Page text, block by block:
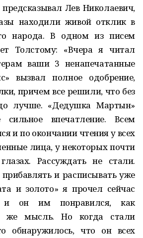
Лев Николаевич,
находили живой отклик в
народа. В одном из писем
Толстому: «Вчера я читал
ваши 3 ненапечатанные
вызвал полное одобрение,
причем все решили, что без
лучше. «Дедушка Мартын»
сильное впечатление. Всем
и по окончании чтения у всех
лица, у некоторых почти
Рассуждать не стали.
и расписывать уже
и золото» я прочел сейчас
и он им понравился, как
же мысль. Но когда стали
обнаружилось, что он всех